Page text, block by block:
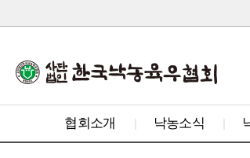
협회소개 낙농소식